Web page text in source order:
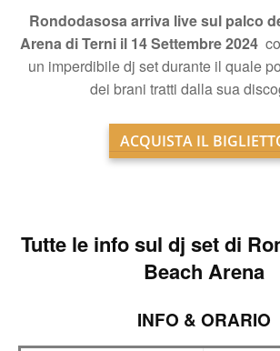
Rondodasosa arriva live sul palco
Arena di Terni il 14 Settembre 2024
un imperdibile dj set durante il quale
dei brani tratti dalla sua
ACQUISTA IL
Tutte le info sul dj set di
Beach Arena
INFO & ORARIO